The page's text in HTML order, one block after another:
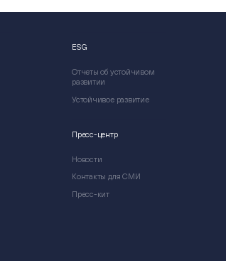
ESG
Отчеты об устойчивом
развитии
Устойчивое развитие
Пресс-центр
Новости
Контакты для СМИ
Пресс-кит